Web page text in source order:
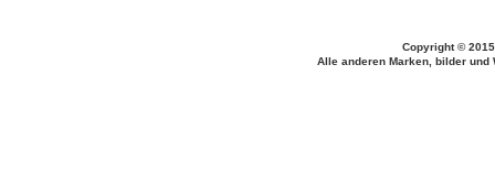
Copyright ©
Alle anderen Marken, bilder und